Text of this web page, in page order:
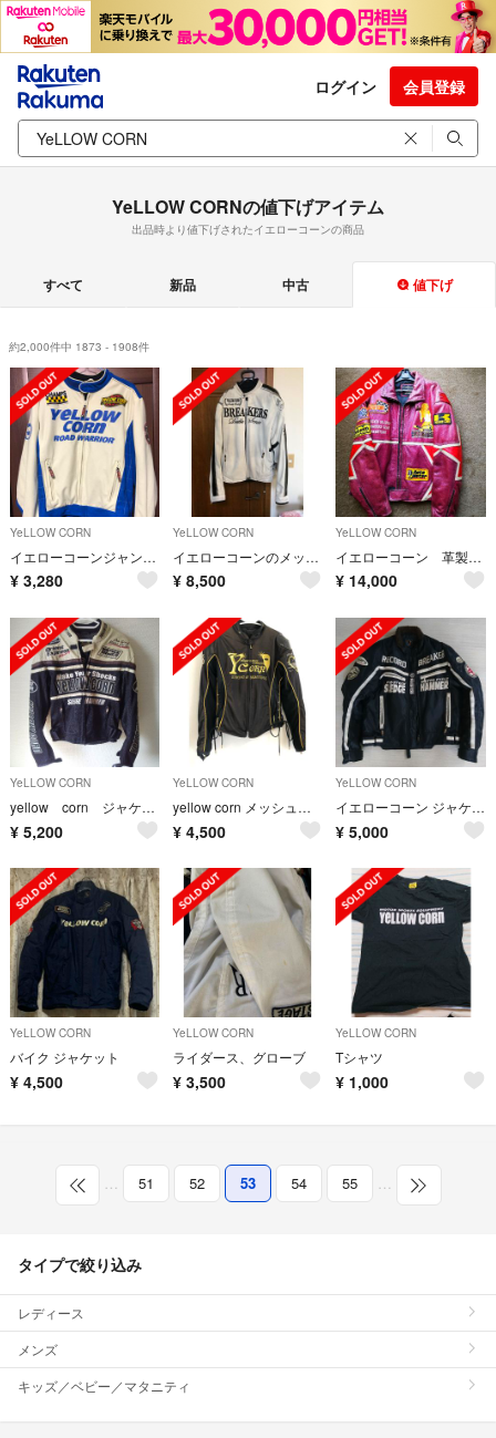
ログイン 会員登録
YeLLOW CORNの値下げアイテム
出品時より値下げされたイエローコーンの商品
すべて 新品 中古 値下げ
約2,000件中 1873 - 1908件
YeLLOW CORN
イエローコーンジャンバー
¥ 3,280
YeLLOW CORN
イエローコーンのメッシュジャケット ３L
¥ 8,500
YeLLOW CORN
イエローコーン 革製ライダースジャケット
¥ 14,000
YeLLOW CORN
yellow corn ジャケット
¥ 5,200
YeLLOW CORN
yellow corn メッシュジャケット
¥ 4,500
YeLLOW CORN
イエローコーン ジャケット BB-8308 LL
¥ 5,000
YeLLOW CORN
バイク ジャケット
¥ 4,500
YeLLOW CORN
ライダース、グローブ
¥ 3,500
YeLLOW CORN
Tシャツ
¥ 1,000
… 51 52 53 54 55 …
タイプで絞り込み
レディース
メンズ
キッズ／ベビー／マタニティ